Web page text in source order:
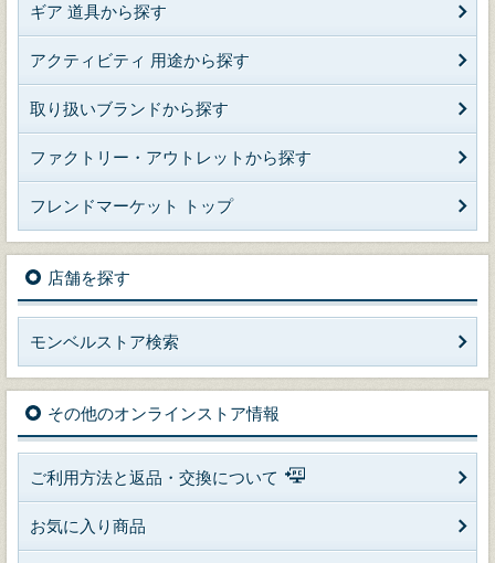
ギア 道具から探す
アクティビティ 用途から探す
取り扱いブランドから探す
ファクトリー・アウトレットから探す
フレンドマーケット トップ
店舗を探す
モンベルストア検索
その他のオンラインストア情報
ご利用方法と返品・交換について
お気に入り商品